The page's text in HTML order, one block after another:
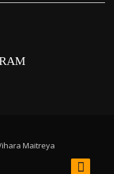
Maitreya